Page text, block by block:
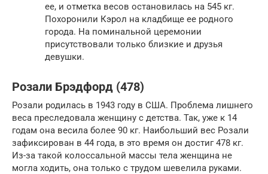
ее, и отметка весов остановилась на 545 кг.
Похоронили Кэрол на кладбище ее родного
города. На поминальной церемонии
присутствовали только близкие и друзья
девушки.
Розали Брэдфорд (478)
Розали родилась в 1943 году в США. Проблема лишнего
веса преследовала женщину с детства. Так, уже к 14
годам она весила более 90 кг. Наибольший вес Розали
зафиксирован в 44 года, в это время он достиг 478 кг.
Из-за такой колоссальной массы тела женщина не
могла ходить, она только с трудом шевелила руками.